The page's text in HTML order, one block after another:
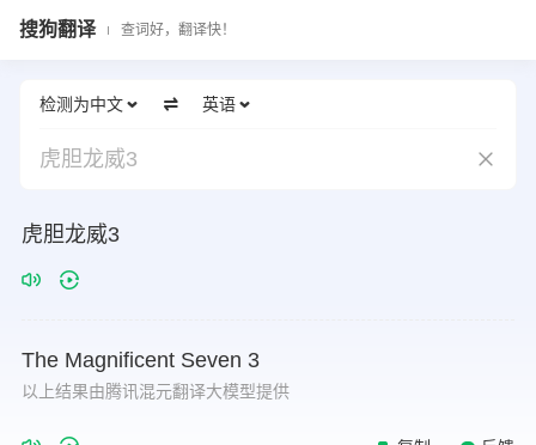
搜狗翻译 查词好，翻译快！
检测为中文 英语
虎胆龙威3
虎胆龙威3
The Magnificent Seven 3
以上结果由腾讯混元翻译大模型提供